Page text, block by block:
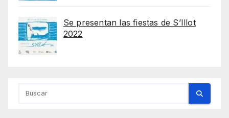
Se presentan las fiestas de S’Illot
2022